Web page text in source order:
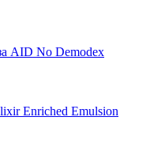
AID No Demodex
Enriched Emulsion